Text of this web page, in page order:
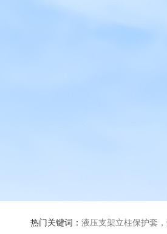
热门关键词： 液压支架立柱保护套